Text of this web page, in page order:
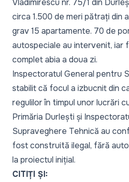
Vladimirescu nr. 75/1 din
circa 1.500 de meri pătrați din
grav 15 apartamente. 70 de
autospeciale au intervenit, iar
complet abia a doua zi.
Inspectoratul General pentru
stabilit că focul a izbucnit din
regulilor în timpul unor lucrări
Primăria Durlești și
Supraveghere Tehnică au
fost construită ilegal, fără
la proiectul inițial.
CITIȚI ȘI: